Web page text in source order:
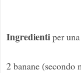
Ingredientiper
2 banane (secondo